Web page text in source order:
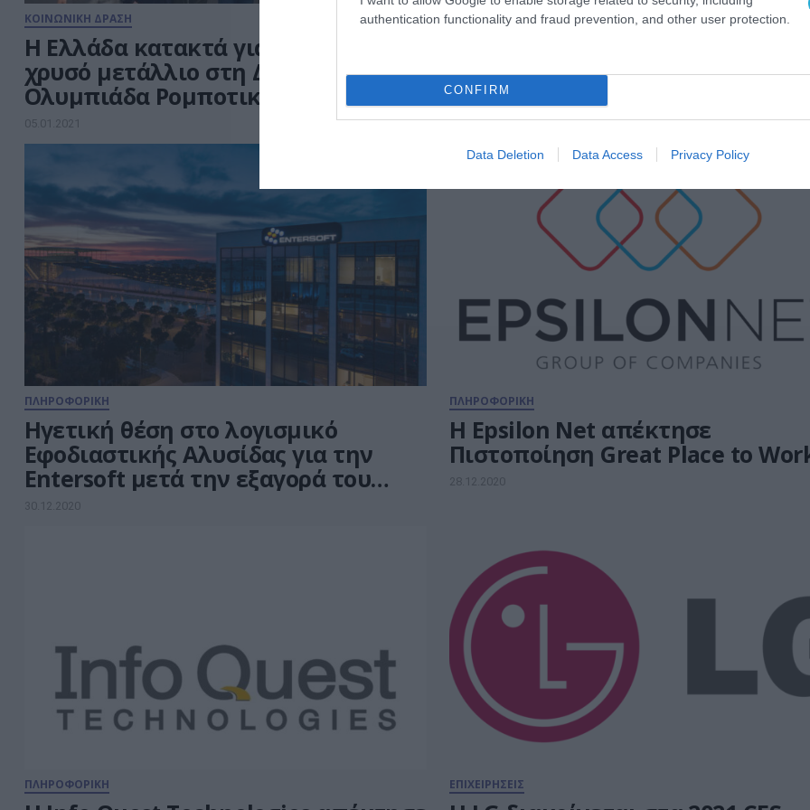
authentication functionality and fraud prevention, and other user protection.
CONFIRM
Data Deletion Data Access Privacy Policy
ΚΟΙΝΩΝΙΚΗ ΔΡΑΣΗ
Η Ελλάδα κατακτά για πρώτη φορά
χρυσό μετάλλιο στη Διεθνή
Ολυμπιάδα Ρομποτικής
05.01.2021
ΠΡΟΪΟΝΤΑ-ΥΠΗΡΕΣΙΕΣ
για την εγκατάσταση
ολοκληρωμένων λύσεων Click &
Collect στην Ελλάδα
04.01.2021
ΠΛΗΡΟΦΟΡΙΚΗ
Ηγετική θέση στο λογισμικό
Εφοδιαστικής Αλυσίδας για την
Entersoft μετά την εξαγορά του
100% της Optimum
30.12.2020
ΠΛΗΡΟΦΟΡΙΚΗ
H Epsilon Net απέκτησε
Πιστοποίηση Great Place to
28.12.2020
ΠΛΗΡΟΦΟΡΙΚΗ ΕΠΙΧΕΙΡΗΣΕΙΣ